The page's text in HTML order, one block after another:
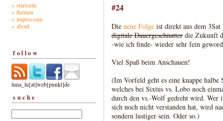
» startseite
» themen
» impressum
» about
follow
luna_lu[at]web[punkt]de
suche
#24
Die neue Folge ist direkt aus dem
digitale Dauergeschnatter die Zukunft
-wie ich finde- wieder sehr fein
Viel Spaß beim Anschauen!
(Im Vorfeld geht es eine knappe
welches bei Sixtus vs. Lobo noch
durch den vs.-Wolf gedreht wird. Wer
sich noch nicht verstanden hat, wird
sondern lustiger sein. Oder so.)